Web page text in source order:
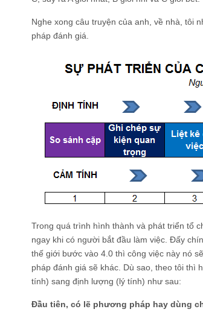
Nghe xong câu truyện của anh, về nhà, tôi
pháp đánh giá.
Trong quá trình hình thành và phát triển tổ
ngay khi có người bắt đầu làm việc. Đấy
thế giới bước vào 4.0 thì công việc này nó
pháp đánh giá sẽ khác. Dù sao, theo tôi thì
tính) sang định lượng (lý tính) như sau:
Đầu tiên, có lẽ phương pháp hay dùng